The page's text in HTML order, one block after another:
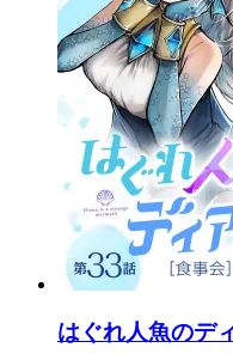
はぐれ人魚のデ